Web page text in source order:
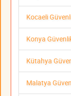
Kocaeli
Konya
Kütahya
Malatya